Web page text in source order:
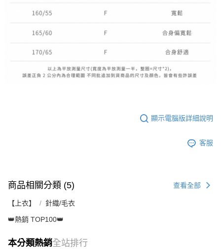
顯示電腦版詳細說明
客服
商品相關分類 (5) 查看全部
【上衣】 針織/毛衣
👑熱銷 TOP100👑
本分類熱銷全站排行